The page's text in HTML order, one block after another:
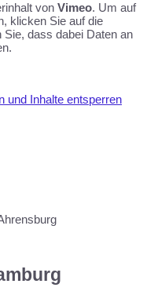
von Vimeo. Um auf
klicken Sie auf die
Sie, dass dabei Daten an
und Inhalte entsperren